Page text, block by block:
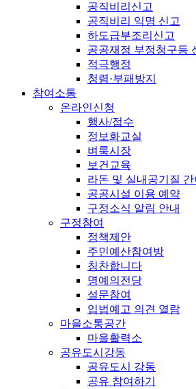
공직비리신고
공직비리 익명 신고
하도급부조리신고
공공재정 부정청구등
적극행정
청렴·부패방지
참여소통
온라인신청
행사/접수
정보화교실
벼룩시장
보건교육
라돈 및 실내공기질
공공시설 이용 예약
구정소식 알림 안내
구정참여
정책제안
주민예산참여방
칭찬합니다
명예의전당
설문참여
입법예고 의견 열람
마을소통공간
마을활력소
공유도시강동
공유도시 강동
공유 참여하기